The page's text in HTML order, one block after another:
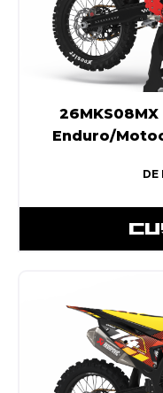
26MKS08MX
Enduro/
DE